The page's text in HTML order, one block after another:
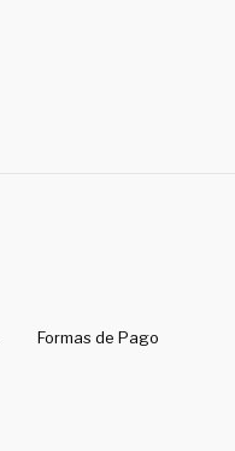
Formas de Pago